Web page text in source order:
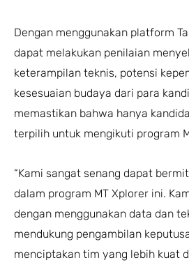
Dengan menggunakan platform
dapat melakukan penilaian
keterampilan teknis, potensi
kesesuaian budaya dari para
memastikan bahwa hanya
terpilih untuk mengikuti program
“Kami sangat senang dapat
dalam program MT Xplorer ini.
dengan menggunakan data dan
mendukung pengambilan
menciptakan tim yang lebih kuat